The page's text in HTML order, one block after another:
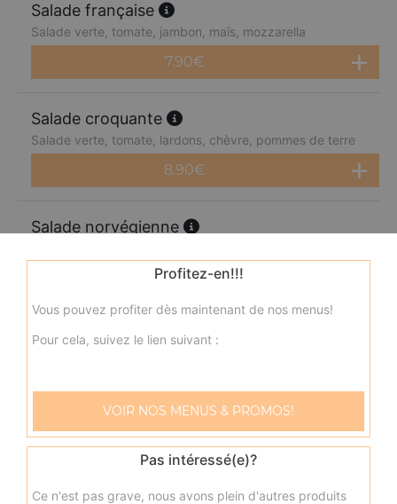
Salade française
Salade verte, tomate, jambon, maïs, mozzarella
7.90€
Salade croquante
Salade verte, tomate, lardons, chèvre, pommes de terre
8.90€
Salade norvégienne
8.90€
Profitez-en!!!
Vous pouvez profiter dès maintenant de nos menus!
Pour cela, suivez le lien suivant :
VOIR NOS MENUS & PROMOS!
Pas intéressé(e)?
Ce n'est pas grave, nous avons plein d'autres produits